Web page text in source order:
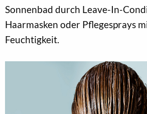
Sonnenbad durch Leave-In-
Haarmasken oder Pflegesprays
Feuchtigkeit.